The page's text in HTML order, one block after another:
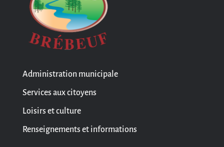
Administration municipale
Services aux citoyens
Loisirs et culture
Renseignements et informations